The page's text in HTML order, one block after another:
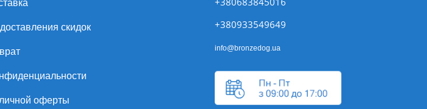
скидок
оферты
+380933549649
info@bronzedog.ua